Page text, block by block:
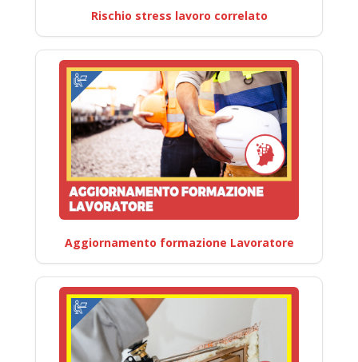
Rischio stress lavoro correlato
Aggiornamento formazione Lavoratore